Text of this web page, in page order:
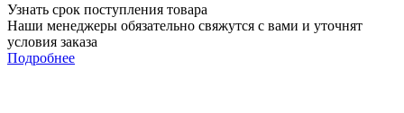
Узнать срок поступления товара
Наши менеджеры обязательно свяжутся с вами и уточнят
условия заказа
Подробнее